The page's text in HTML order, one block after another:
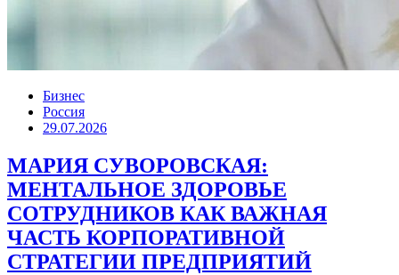
Бизнес
Россия
29.07.2026
МАРИЯ СУВОРОВСКАЯ:
МЕНТАЛЬНОЕ ЗДОРОВЬЕ
СОТРУДНИКОВ КАК ВАЖНАЯ
ЧАСТЬ КОРПОРАТИВНОЙ
СТРАТЕГИИ ПРЕДПРИЯТИЙ